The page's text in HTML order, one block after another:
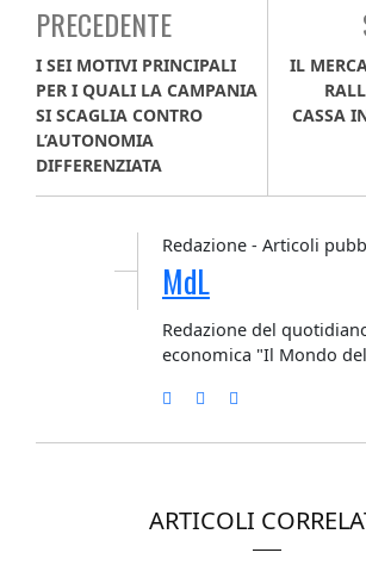
PRECEDENTE
I SEI MOTIVI PRINCIPALI
PER I QUALI LA CAMPANIA
SI SCAGLIA CONTRO
L’AUTONOMIA
DIFFERENZIATA
IL
CASSA
Redazione - Articoli
MdL
Redazione del
economica "Il Mondo
ARTICOLI